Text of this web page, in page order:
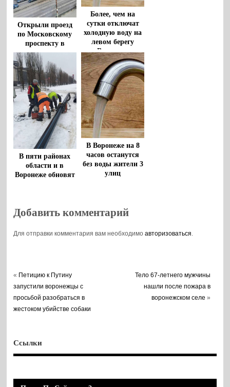
Открыли проезд
по Московскому
проспекту в
Воронеже
Более, чем на
сутки отключат
холодную воду на
левом берегу
Воронежа
В пяти районах
области и в
Воронеже обновят
В Воронеже на 8
часов останутся
без воды жители 3
улиц
Добавить комментарий
Для отправки комментария вам необходимоавторизоваться.
« Петицию к Путину
запустили воронежцы с
просьбой разобраться в
жестоком убийстве собаки
Тело 67-летнего мужчины
нашли после пожара в
воронежском селе »
Ссылки